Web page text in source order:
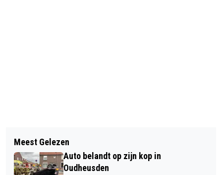
TACHOS WINT EERSTE
PROMOTIEDUEL IN VOLLE
DILLENBURCHT
GEWELDIGE WORKSHOP MET MISHA
GABRIEL BIJ URBANSTYLZ
Meest Gelezen
Auto belandt op zijn kop in
Oudheusden